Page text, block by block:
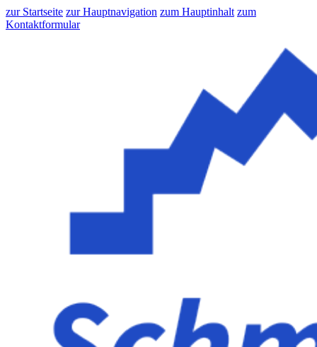
zur Startseite zur Hauptnavigation zum Hauptinhalt zum
Kontaktformular